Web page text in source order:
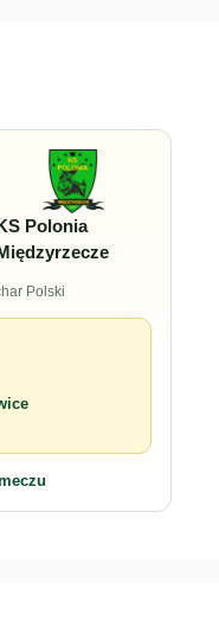
KS Polonia
Międzyrzecze
Polski